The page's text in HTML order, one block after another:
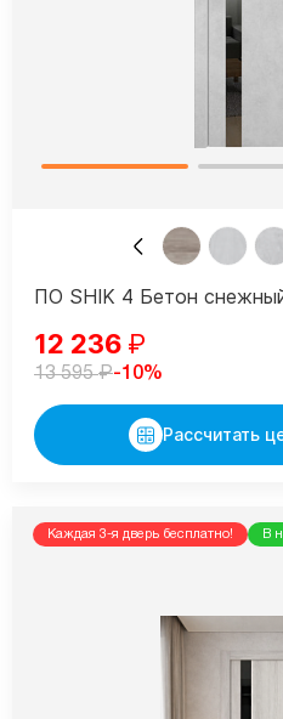
ПО SHIK 4 Бетон
12 236 ₽
13 595₽-10%
Рассчитать
Каждая 3-я дверь бесплатно! В